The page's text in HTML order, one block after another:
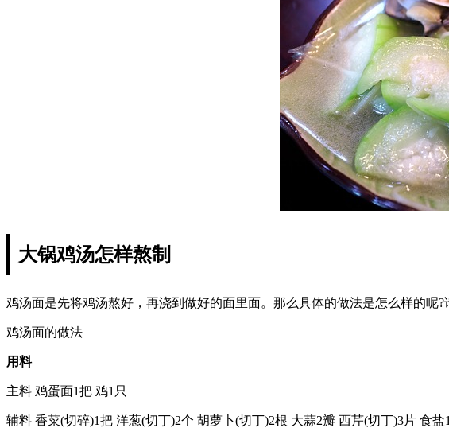
大锅鸡汤怎样熬制
鸡汤面是先将鸡汤熬好，再浇到做好的面里面。那么具体的做法是怎么样的呢?
鸡汤面的做法
用料
主料 鸡蛋面1把 鸡1只
辅料 香菜(切碎)1把 洋葱(切丁)2个 胡萝卜(切丁)2根 大蒜2瓣 西芹(切丁)3片 食盐